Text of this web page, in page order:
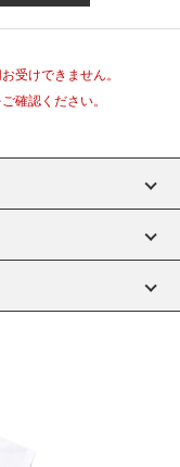
受けできません。
確認ください。